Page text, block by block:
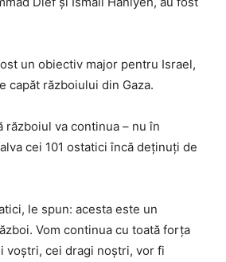
un obiectiv major pentru Israel,
capăt războiului din Gaza.
războiul va continua – nu în
cei 101 ostatici încă deținuți de
le spun: acesta este un
Vom continua cu toată forța
voștri, cei dragi noștri, vor fi